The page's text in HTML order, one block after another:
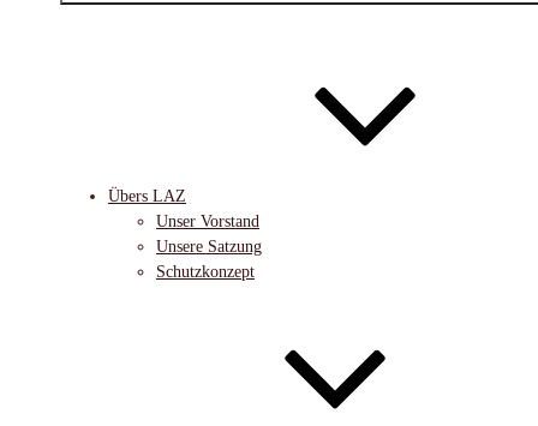
Übers LAZ
Unser Vorstand
Unsere Satzung
Schutzkonzept